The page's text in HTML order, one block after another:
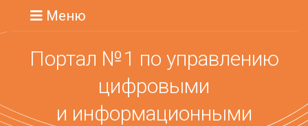
Меню
Портал №1 по управлению
цифровыми
и информационными